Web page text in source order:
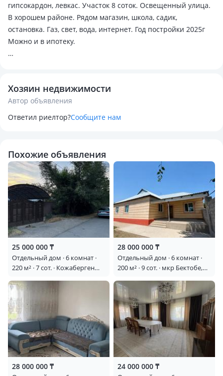
гипсокардон, левкас. Участок 8 соток. Освещенный улица.
В хорошем районе. Рядом магазин, школа, садик,
остановка. Газ, свет, вода, интернет. Год постройки 2025г
Можно и в ипотеку.
Хозяин недвижимости
Автор объявления
Ответил риелтор?Сообщите нам
Похожие объявления
25 000 000 ₸
Отдельный дом · 6 комнат ·
220 м² · 7 сот. · Кожаберген
28 000 000 ₸
Отдельный дом · 6 комнат ·
200 м² · 9 сот. · мкр Бектобе,
школа имени Амангельди
28 000 000 ₸ 24 000 000 ₸